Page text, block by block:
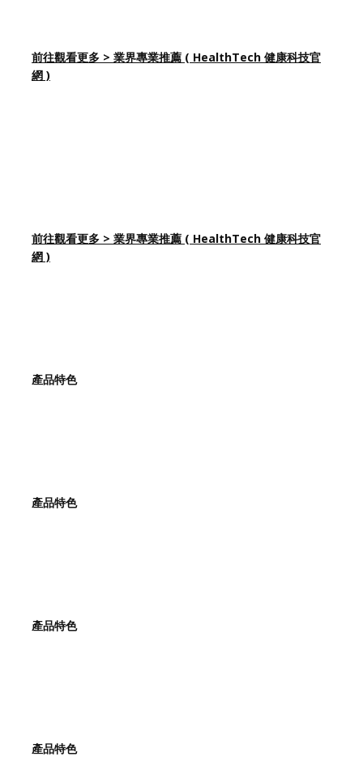
前往觀看更多 > 業界專業推薦 ( HealthTech 健康科技官
網 )
前往觀看更多 > 業界專業推薦 ( HealthTech 健康科技官
網 )
產品特色
產品特色
產品特色
產品特色